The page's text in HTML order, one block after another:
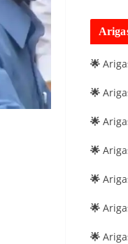
🌟
🌟
🌟
🌟
🌟
🌟
🌟